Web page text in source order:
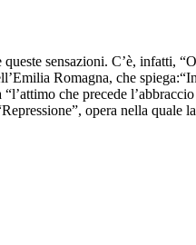
sensazioni. C’è,
Romagna, che
che precede
opera nella